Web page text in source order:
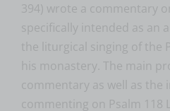
394) wrote a commentary
specifically intended as an
the liturgical singing of the
his monastery. The main
commentary as well as the
commenting on Psalm 118